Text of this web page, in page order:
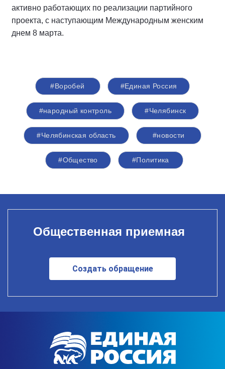
активно работающих по реализации партийного
проекта, с наступающим Международным женским
днем 8 марта.
#Воробей #Единая Россия
#народный контроль #Челябинск
#Челябинская область #новости
#Общество #Политика
Общественная приемная
Создать обращение